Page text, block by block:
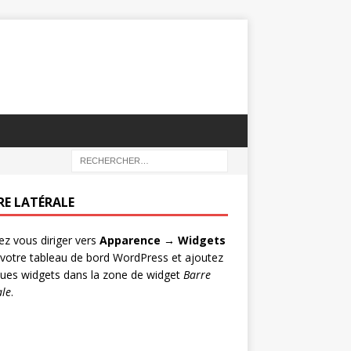
LATÉRALE
vous diriger vers Apparence → Widgets
tableau de bord WordPress et ajoutez
widgets dans la zone de widget Barre
.